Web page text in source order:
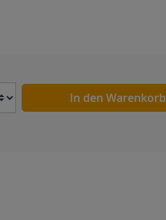
Anzahl In den Warenkorb